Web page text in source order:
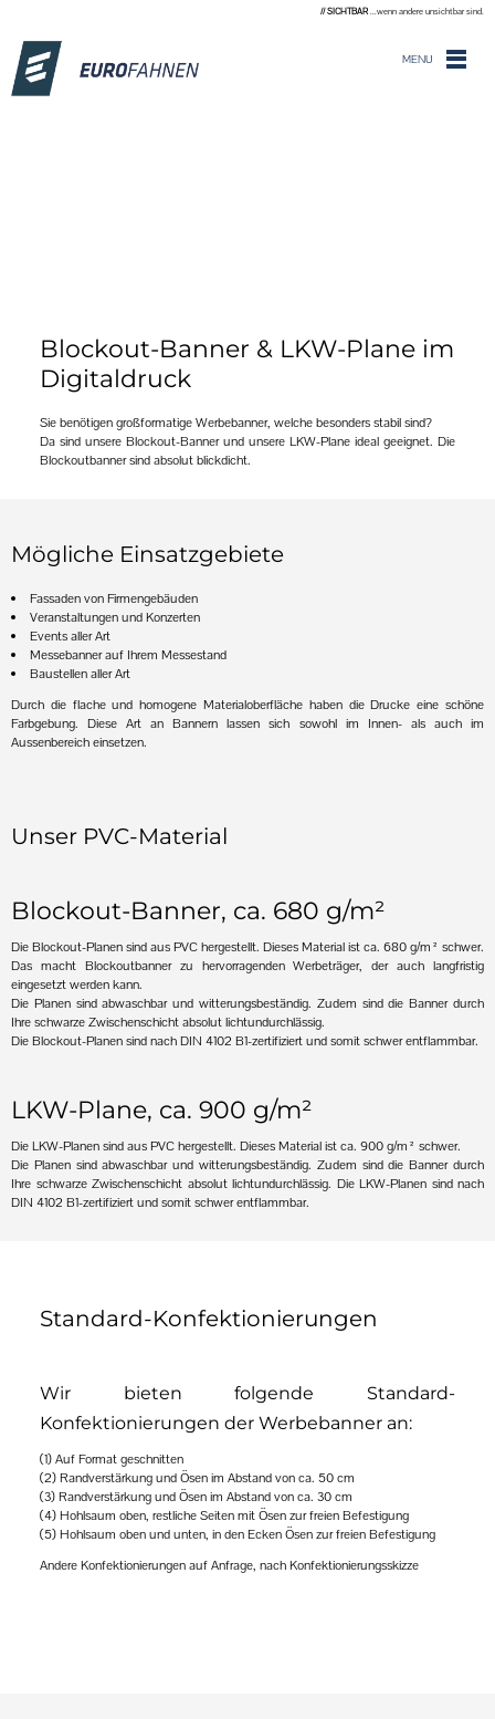
// SICHTBAR ...wenn andere unsichtbar sind.
MENU
Blockout-Banner & LKW-Plane im
Digitaldruck
Sie benötigen großformatige Werbebanner, welche besonders stabil sind?
Da sind unsere Blockout-Banner und unsere LKW-Plane ideal geeignet. Die
Blockoutbanner sind absolut blickdicht.
Mögliche Einsatzgebiete
Fassaden von Firmengebäuden
Veranstaltungen und Konzerten
Events aller Art
Messebanner auf Ihrem Messestand
Baustellen aller Art
Durch die flache und homogene Materialoberfläche haben die Drucke eine schöne
Farbgebung. Diese Art an Bannern lassen sich sowohl im Innen- als auch im
Aussenbereich einsetzen.
Unser PVC-Material
Blockout-Banner, ca. 680 g/m²
Die Blockout-Planen sind aus PVC hergestellt. Dieses Material ist ca. 680 g/m² schwer.
Das macht Blockoutbanner zu hervorragenden Werbeträger, der auch langfristig
eingesetzt werden kann.
Die Planen sind abwaschbar und witterungsbeständig. Zudem sind die Banner durch
Ihre schwarze Zwischenschicht absolut lichtundurchlässig.
Die Blockout-Planen sind nach DIN 4102 B1-zertifiziert und somit schwer entflammbar.
LKW-Plane, ca. 900 g/m²
Die LKW-Planen sind aus PVC hergestellt. Dieses Material ist ca. 900 g/m² schwer.
Die Planen sind abwaschbar und witterungsbeständig. Zudem sind die Banner durch
Ihre schwarze Zwischenschicht absolut lichtundurchlässig. Die LKW-Planen sind nach
DIN 4102 B1-zertifiziert und somit schwer entflammbar.
Standard-Konfektionierungen
Wir bieten folgende Standard-
Konfektionierungen der Werbebanner an:
(1) Auf Format geschnitten
(2) Randverstärkung und Ösen im Abstand von ca. 50 cm
(3) Randverstärkung und Ösen im Abstand von ca. 30 cm
(4) Hohlsaum oben, restliche Seiten mit Ösen zur freien Befestigung
(5) Hohlsaum oben und unten, in den Ecken Ösen zur freien Befestigung
Andere Konfektionierungen auf Anfrage, nach Konfektionierungsskizze